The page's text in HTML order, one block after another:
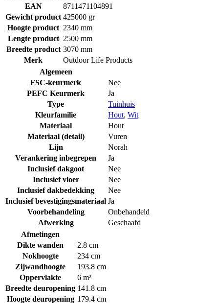
EAN
8711471104891
Gewicht product 425000 gr
Hoogte product 2340 mm
Lengte product 2500 mm
Breedte product 3070 mm
Merk
Outdoor Life Products
Algemeen
FSC-keurmerk
Nee
PEFC Keurmerk
Ja
Type
Tuinhuis
Kleurfamilie
Hout, Wit
Materiaal
Hout
Materiaal (detail)
Vuren
Lijn
Norah
Verankering inbegrepen
Ja
Inclusief dakgoot
Nee
Inclusief vloer
Nee
Inclusief dakbedekking
Nee
Inclusief bevestigingsmateriaal Ja
Voorbehandeling
Onbehandeld
Afwerking
Geschaafd
Afmetingen
Dikte wanden
2.8 cm
Nokhoogte
234 cm
Zijwandhoogte
193.8 cm
Oppervlakte
6 m²
Breedte deuropening 141.8 cm
Hoogte deuropening 179.4 cm